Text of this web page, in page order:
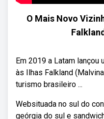
O Mais Novo
Em 2019 a Latam lançou
às Ilhas Falkland
turismo brasileiro ...
Websituada no sul do
geórgia do sul e